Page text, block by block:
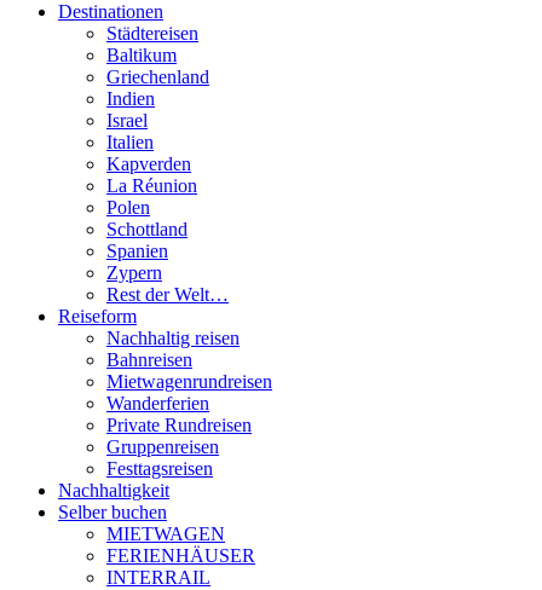
Destinationen
Städtereisen
Baltikum
Griechenland
Indien
Israel
Italien
Kapverden
La Réunion
Polen
Schottland
Spanien
Zypern
Rest der Welt…
Reiseform
Nachhaltig reisen
Bahnreisen
Mietwagenrundreisen
Wanderferien
Private Rundreisen
Gruppenreisen
Festtagsreisen
Nachhaltigkeit
Selber buchen
MIETWAGEN
FERIENHÄUSER
INTERRAIL